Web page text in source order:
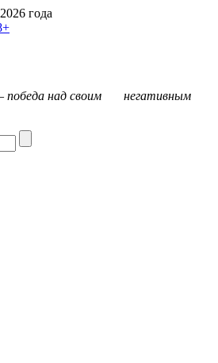
года
– победа над своим негативным